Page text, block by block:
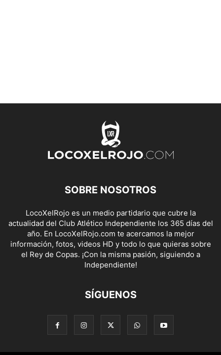
SOBRE NOSOTROS
LocoXelRojo es un medio partidario que cubre la
actualidad del Club Atlético Independiente los 365 días del
año. En LocoXelRojo.com te acercamos la mejor
información, fotos, videos HD y todo lo que quieras sobre
el Rey de Copas. ¡Con la misma pasión, siguiendo a
Independiente!
SÍGUENOS